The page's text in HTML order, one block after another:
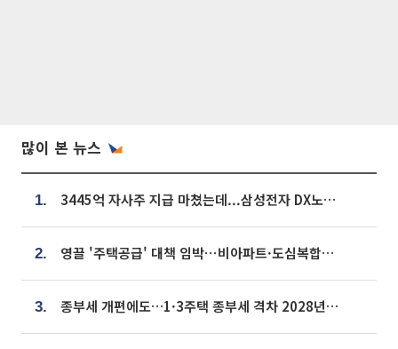
많이 본 뉴스
1. 3445억 자사주 지급 마쳤는데...삼성전자 DX노조, 뒤늦은 '떼쓰기 집회'
2. 영끌 '주택공급' 대책 임박⋯비아파트·도심복합까지 총동원
3. 종부세 개편에도…1·3주택 종부세 격차 2028년부터 확대